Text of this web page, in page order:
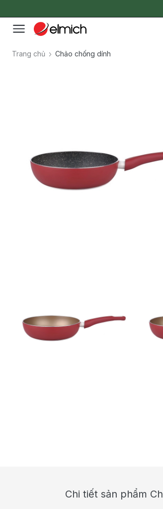
Trang chủ Chảo chống dính
Chi tiết sản phẩm